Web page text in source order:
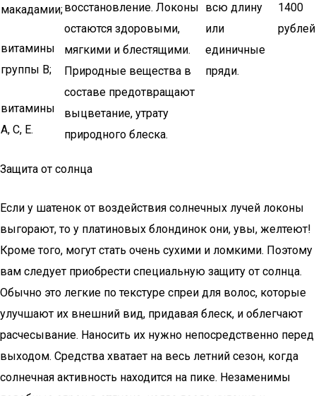
макадамии;
витамины
группы В;
витамины
А, С, Е.
восстановление. Локоны
остаются здоровыми,
мягкими и блестящими.
Природные вещества в
составе предотвращают
выцветание, утрату
природного блеска.
всю длину
или
единичные
пряди.
1400
рублей
Защита от солнца
Если у шатенок от воздействия солнечных лучей локоны
выгорают, то у платиновых блондинок они, увы, желтеют!
Кроме того, могут стать очень сухими и ломкими. Поэтому
вам следует приобрести специальную защиту от солнца.
Обычно это легкие по текстуре спреи для волос, которые
улучшают их внешний вид, придавая блеск, и облегчают
расчесывание. Наносить их нужно непосредственно перед
выходом. Средства хватает на весь летний сезон, когда
солнечная активность находится на пике. Незаменимы